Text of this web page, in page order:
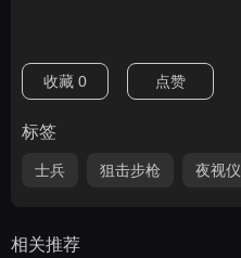
收藏 0 点赞
标签
士兵 狙击步枪 夜视仪
相关推荐